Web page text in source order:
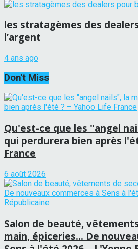
les stratagèmes des
l’argent
4 ans ago
Don't Miss
Qu'est-ce que les "angel
qui perdurera bien après
France
6 août 2026
Salon de beauté,
main, épiceries… De